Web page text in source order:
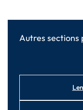
Autres sections